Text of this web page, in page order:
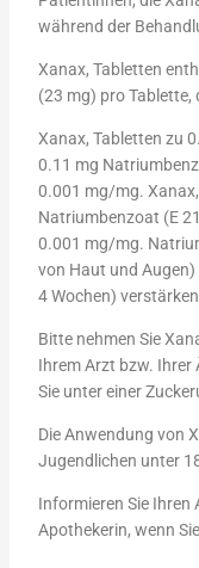
während der
Xanax, Tabletten
(23 mg) pro Tablette,
Xanax, Tabletten zu
0.11 mg
0.001 mg/mg.
Natriumbenzoat (E
0.001 mg/mg.
von Haut und Augen)
4 Wochen)
Bitte nehmen Sie
Ihrem Arzt bzw. Ihrer
Sie unter einer
Die Anwendung von
Jugendlichen unter
Informieren Sie Ihren
Apothekerin, wenn Sie